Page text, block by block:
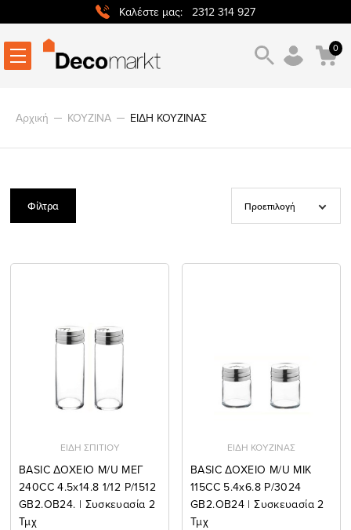
Καλέστε μας: 2312 314 927
0
Αρχική ΚΟΥΖΙΝΑ ΕΙΔΗ ΚΟΥΖΙΝΑΣ
Φίλτρα
ΕΙΔΗ ΣΠΙΤΙΟΥ
BASIC ΔΟΧΕΙΟ M/U ΜΕΓ
240CC 4.5x14.8 1/12 P/1512
GB2.OB24. | Συσκευασία 2
Τμχ
ΕΙΔΗ ΚΟΥΖΙΝΑΣ
BASIC ΔΟΧΕΙΟ M/U ΜΙΚ
115CC 5.4x6.8 P/3024
GB2.OB24 | Συσκευασία 2
Τμχ